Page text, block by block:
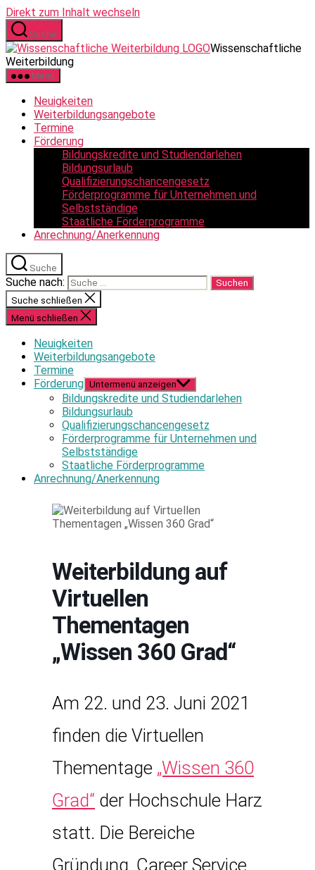
Direkt zum Inhalt wechseln
Suche
Wissenschaftliche
Weiterbildung
Menü
Neuigkeiten
Weiterbildungsangebote
Termine
Förderung
Bildungskredite und Studiendarlehen
Bildungsurlaub
Qualifizierungschancengesetz
Förderprogramme für Unternehmen und
Selbstständige
Staatliche Förderprogramme
Anrechnung/Anerkennung
Suche
Suche nach:
Suche schließen
Menü schließen
Neuigkeiten
Weiterbildungsangebote
Termine
Förderung Untermenü anzeigen
Bildungskredite und Studiendarlehen
Bildungsurlaub
Qualifizierungschancengesetz
Förderprogramme für Unternehmen und
Selbstständige
Staatliche Förderprogramme
Anrechnung/Anerkennung
Weiterbildung auf
Virtuellen
Thementagen
„Wissen 360 Grad“
Am 22. und 23. Juni 2021
finden die Virtuellen
Thementage „Wissen 360
Grad“ der Hochschule Harz
statt. Die Bereiche
Gründung, Career Service,